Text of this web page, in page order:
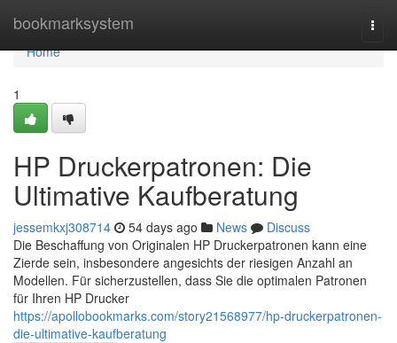
bookmarksystem
Home
Home
1
HP Druckerpatronen: Die
Ultimative Kaufberatung
jessemkxj308714 54 days ago News
Discuss
Die Beschaffung von Originalen HP Druckerpatronen kann eine
Zierde sein, insbesondere angesichts der riesigen Anzahl an
Modellen. Für sicherzustellen, dass Sie die optimalen Patronen
für Ihren HP Drucker
https://apollobookmarks.com/story21568977/hp-druckerpatronen-
die-ultimative-kaufberatung